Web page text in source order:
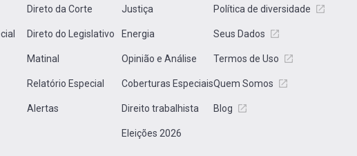
Direto da Corte
Direto do Legislativo
Matinal
Relatório Especial
Alertas
Justiça
Energia
Opinião e Análise
Coberturas Especiais
Direito trabalhista
Eleições 2026
Política de diversidade
Seus Dados
Termos de Uso
Quem Somos
Blog